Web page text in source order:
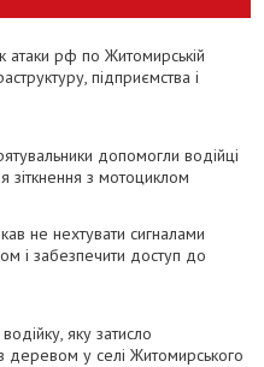
атаки рф по Житомирській
підприємства і
допомогли водійці
зіткнення з мотоциклом
не нехтувати сигналами
і забезпечити доступ до
яку затисло
з деревом у селі Житомирського